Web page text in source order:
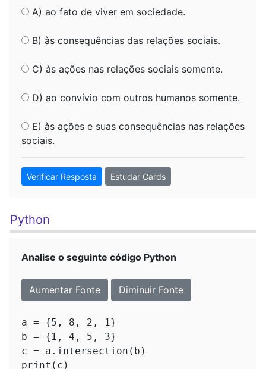
A) ao fato de viver em sociedade.
B) às consequências das relações sociais.
C) às ações nas relações sociais somente.
D) ao convívio com outros humanos somente.
E) às ações e suas consequências nas relações
sociais.
Verificar Resposta Estudar Cards
Python
Analise o seguinte código Python
Aumentar Fonte Diminuir Fonte
a = {5, 8, 2, 1}
b = {1, 4, 5, 3}
c = a.intersection(b)